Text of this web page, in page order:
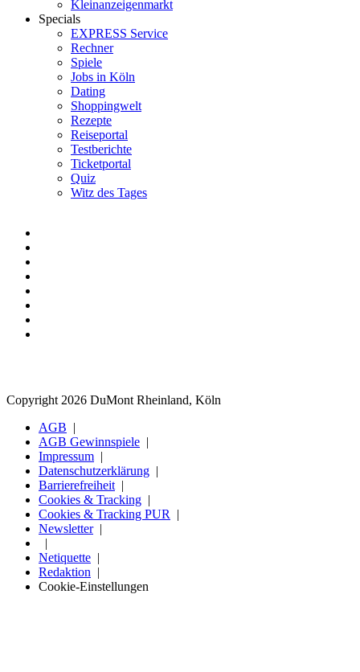
Kleinanzeigenmarkt
Specials
EXPRESS Service
Rechner
Spiele
Jobs in Köln
Dating
Shoppingwelt
Rezepte
Reiseportal
Testberichte
Ticketportal
Quiz
Witz des Tages
Copyright 2026 DuMont Rheinland, Köln
AGB
AGB Gewinnspiele
Impressum
Datenschutzerklärung
Barrierefreiheit
Cookies & Tracking
Cookies & Tracking PUR
Newsletter
Netiquette
Redaktion
Cookie-Einstellungen